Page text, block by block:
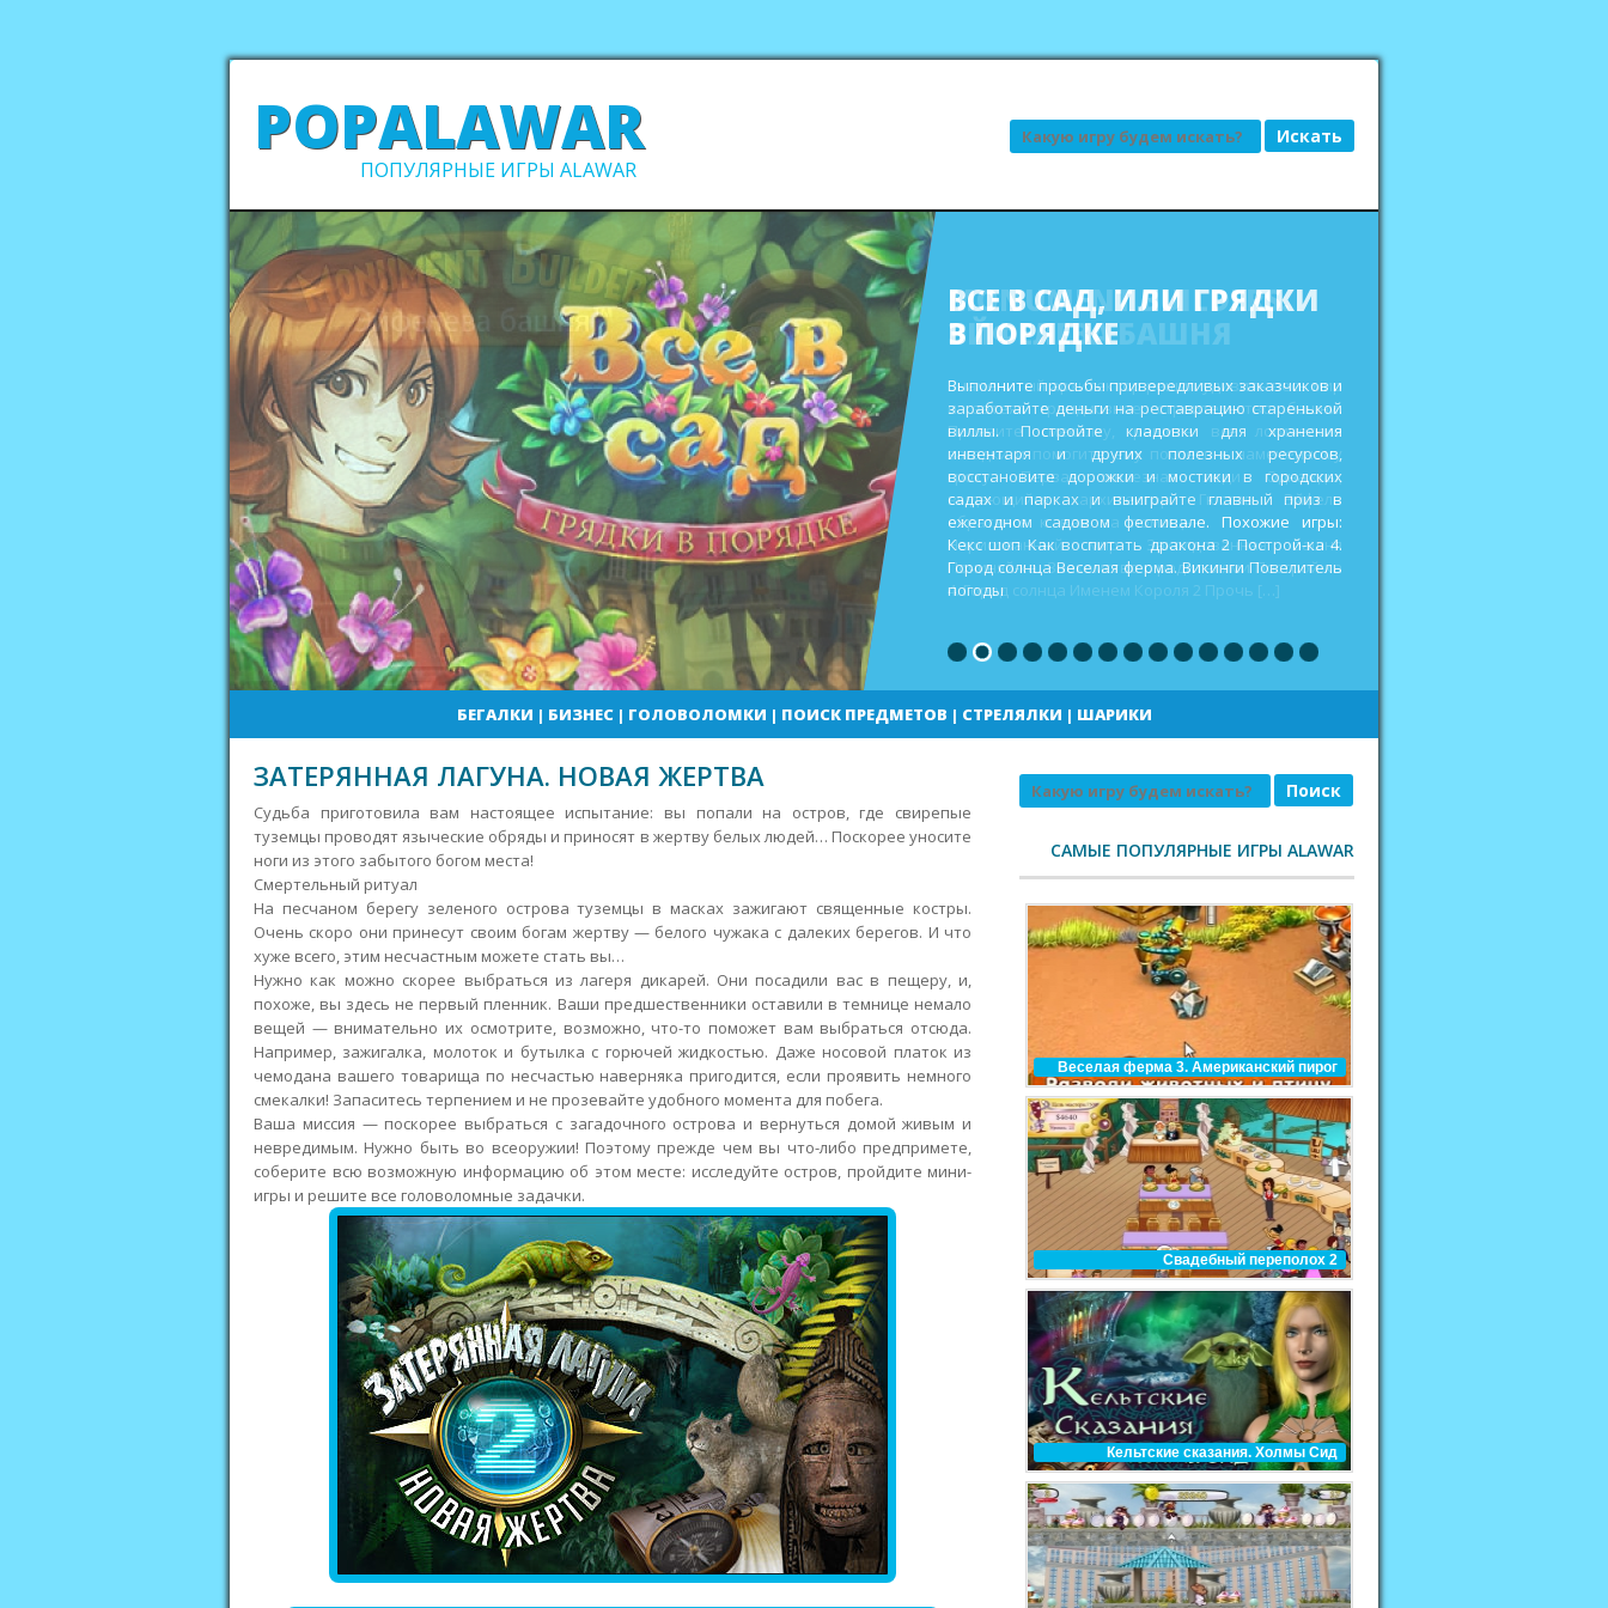
POPALAWAR
ПОПУЛЯРНЫЕ ИГРЫ ALAWAR
Поиск
ВСЕ В САД, ИЛИ ГРЯДКИ
В ПОРЯДКЕ
Выполните просьбы привередливых заказчиков и
заработайте деньги на реставрацию старенькой
виллы. Постройте кладовки для хранения
инвентаря и других полезных ресурсов,
восстановите дорожки и мостики в городских
садах и парках и выиграйте главный приз в
ежегодном садовом фестивале. Похожие игры:
Кекс шоп Как воспитать дракона 2 Построй-ка 4.
Город солнца Веселая ферма. Викинги Повелитель
погоды
БЕГАЛКИ | БИЗНЕС| ГОЛОВОЛОМКИ | ПОИСК ПРЕДМЕТОВ | СТРЕЛЯЛКИ | ШАРИКИ
ЗАТЕРЯННАЯ ЛАГУНА. НОВАЯ ЖЕРТВА
Судьба приготовила вам настоящее испытание: вы попали на остров, где свирепые
туземцы проводят языческие обряды и приносят в жертву белых людей… Поскорее уносите
ноги из этого забытого богом места!
Смертельный ритуал
На песчаном берегу зеленого острова туземцы в масках зажигают священные костры.
Очень скоро они принесут своим богам жертву — белого чужака с далеких берегов. И что
хуже всего, этим несчастным можете стать вы…
Нужно как можно скорее выбраться из лагеря дикарей. Они посадили вас в пещеру, и,
похоже, вы здесь не первый пленник. Ваши предшественники оставили в темнице немало
вещей — внимательно их осмотрите, возможно, что-то поможет вам выбраться отсюда.
Например, зажигалка, молоток и бутылка с горючей жидкостью. Даже носовой платок из
чемодана вашего товарища по несчастью наверняка пригодится, если проявить немного
смекалки! Запаситесь терпением и не прозевайте удобного момента для побега.
Ваша миссия — поскорее выбраться с загадочного острова и вернуться домой живым и
невредимым. Нужно быть во всеоружии! Поэтому прежде чем вы что-либо предпримете,
соберите всю возможную информацию об этом месте: исследуйте остров, пройдите мини-
игры и решите все головоломные задачки.
Поиск
САМЫЕ ПОПУЛЯРНЫЕ ИГРЫ ALAWAR
Веселая ферма 3. Американский пирог
Свадебный переполох 2
Кельтские cказания. Холмы Сид